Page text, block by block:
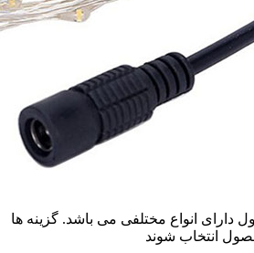
دارای انواع مختلفی می باشد. گزینه ها
انتخاب شوند